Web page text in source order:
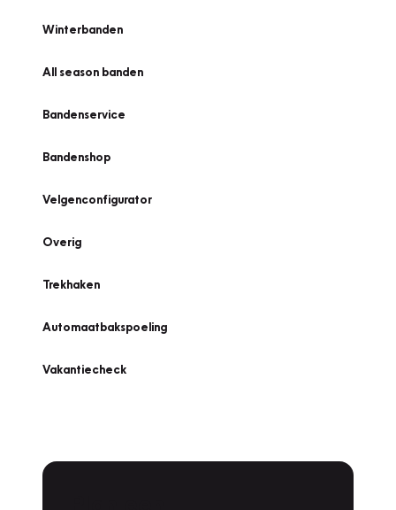
Winterbanden
All season banden
Bandenservice
Bandenshop
Velgenconfigurator
Overig
Trekhaken
Automaatbakspoeling
Vakantiecheck